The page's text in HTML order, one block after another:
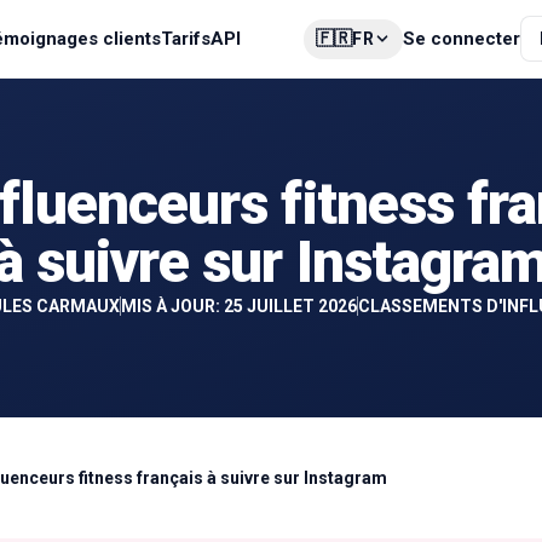
clientsTarifsAPI 🇫🇷FR Se connecter
fitness
suivre sur
CARMAUX MIS À JOUR: 25 JUILLET 2026CLASSEMENTS
fitness français à suivre sur Instagram